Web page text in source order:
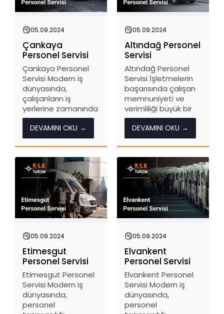
hizmettir. Bu...
profesyonel bir
hizmettir....
05.09.2024
Çankaya
Personel Servisi
Çankaya Personel
Servisi Modern iş
dünyasında,
çalışanların iş
yerlerine zamanında
ve güvenli bir şekilde
ulaşımı, işletmelerin
verimliliği için kritik bir
öneme sahiptir.
Çankaya Personel
Servisi, bu ihtiyacı
karşılamak için
tasarlanmış
profesyonel bir
hizmettir ve RSB...
DEVAMINI OKU →
05.09.2024
Altındağ Personel
Servisi
Altındağ Personel
Servisi İşletmelerin
başarısında çalışan
memnuniyeti ve
verimliliği büyük bir
rol oynamaktadır. Bu
bağlamda, Altındağ
Personel Servisi,
çalışanların iş
yerlerine güvenli ve
düzenli bir şekilde
ulaşmasını
sağlamak için kritik
bir hizmet
sunmaktadır. RSB
Turizm,...
DEVAMINI OKU →
05.09.2024
Etimesgut
Personel Servisi
Etimesgut Personel
Servisi Modern iş
dünyasında,
personel
05.09.2024
Elvankent
Personel Servisi
Elvankent Personel
Servisi Modern iş
dünyasında,
personel